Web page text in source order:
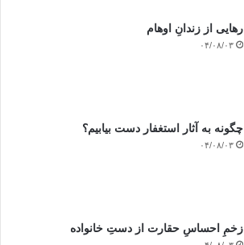
رهایی از زندانِ اوهام
۰۴/۰۸/۰۳
چگونه به آثار استغفار دست بیابیم؟
۰۴/۰۸/۰۳
زخمِ احساسِ حقارت از دستِ خانواده